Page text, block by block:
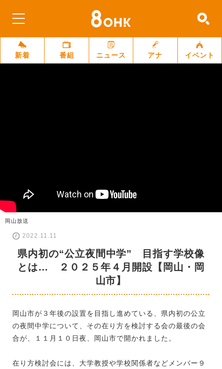
新着 番組 ニュース アナ イベント
岡山放送
2022.11.11
県内初の“公立夜間中学” 目指す学校像
とは… ２０２５年４月開設【岡山・岡
山市】
岡山市が３年後の設置を目指し進めている、県内初の公立
の夜間中学について、その在り方を検討する会の最後の会
合が、１１月１０日夜、岡山市で開かれました。
在り方検討会には、大学教授や学校関係者などメンバー９